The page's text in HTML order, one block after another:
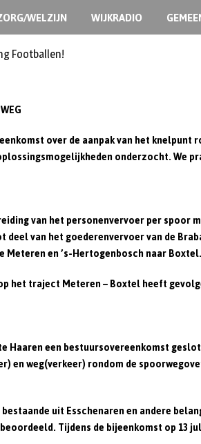
WELZIJN WIJKRADIO
Footballen!
over de aanpak van het knelpunt
onderzocht. We
van het personenvervoer per
van het goederenvervoer van de
en ’s-Hertogenbosch naar
het traject Meteren – Boxtel heeft
Haaren een bestuursovereenkomst
weg(verkeer) rondom de
uit Esschenaren en andere
Tijdens de bijeenkomst op